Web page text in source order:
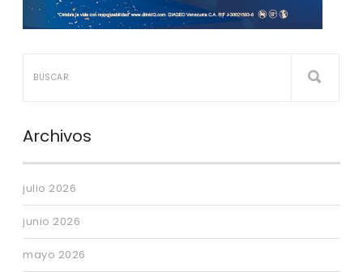
Archivos
julio 2026
junio 2026
mayo 2026